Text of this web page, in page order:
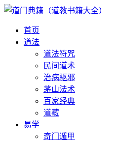
首页
道法
道法符咒
民间道术
治病驱邪
茅山法术
百家经典
道藏
易学
奇门遁甲